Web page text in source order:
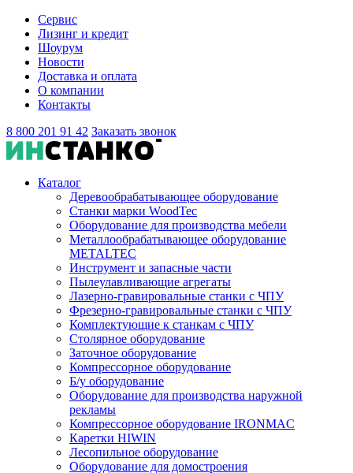
Сервис
Лизинг и кредит
Шоурум
Новости
Доставка и оплата
О компании
Контакты
8 800 201 91 42 Заказать звонок
Каталог
Деревообрабатывающее оборудование
Станки марки WoodTec
Оборудование для производства мебели
Металлообрабатывающее оборудование
METALTEC
Инструмент и запасные части
Пылеулавливающие агрегаты
Лазерно-гравировальные станки с ЧПУ
Фрезерно-гравировальные станки с ЧПУ
Комплектующие к станкам с ЧПУ
Столярное оборудование
Заточное оборудование
Компрессорное оборудование
Б/у оборудование
Оборудование для производства наружной
рекламы
Компрессорное оборудование IRONMAC
Каретки HIWIN
Лесопильное оборудование
Оборудование для домостроения